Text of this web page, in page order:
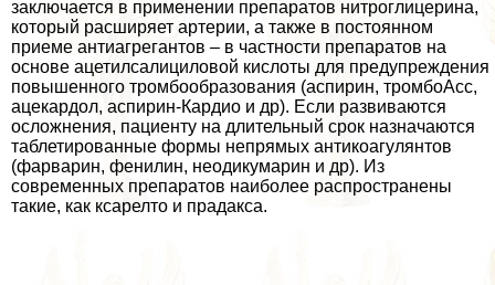
заключается в применении препаратов нитроглицерина,
который расширяет артерии, а также в постоянном
приеме антиагрегантов – в частности препаратов на
основе ацетилсалициловой кислоты для предупреждения
повышенного тромбообразования (аспирин, тромбоАсс,
ацекардол, аспирин-Кардио и др). Если развиваются
осложнения, пациенту на длительный срок назначаются
таблетированные формы непрямых антикоагулянтов
(фарварин, фенилин, неодикумарин и др). Из
современных препаратов наиболее распространены
такие, как ксарелто и прадакса.